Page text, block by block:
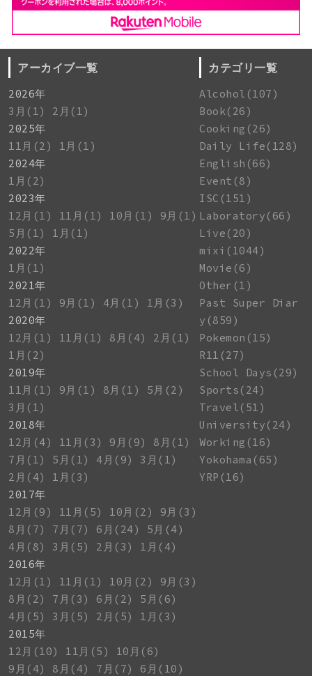
アーカイブ一覧
2026年
3月(1)
2月(1)
2025年
11月(2)
1月(1)
2024年
1月(2)
2023年
12月(1)
11月(1) 10月(1)
9月(1)
5月(1)
1月(1)
2022年
1月(1)
2021年
12月(1)
9月(1) 4月(1)
1月(3)
2020年
12月(1)
11月(1) 8月(4)
2月(1)
1月(2)
2019年
11月(1)
9月(1) 8月(1)
5月(2)
3月(1)
2018年
12月(4)
11月(3) 9月(9)
8月(1)
7月(1)
5月(1) 4月(9)
3月(1)
2月(4)
1月(3)
2017年
12月(9)
11月(5) 10月(2)
9月(3)
8月(7)
7月(7) 6月(24)
5月(4)
4月(8)
3月(5) 2月(3)
1月(4)
2016年
12月(1)
11月(1) 10月(2)
9月(3)
8月(2)
7月(3) 6月(2)
5月(6)
4月(5)
3月(5) 2月(5)
1月(3)
2015年
12月(10)
11月(5)
10月(6)
9月(4)
8月(4) 7月(7)
6月(10)
カテゴリ一覧
Alcohol(107)
Book(26)
Cooking(26)
Daily Life(128)
English(66)
Event(8)
ISC(151)
Laboratory(66)
Live(20)
mixi(1044)
Movie(6)
Other(1)
Past Super Diar
y(859)
Pokemon(15)
R11(27)
School Days(29)
Sports(24)
Travel(51)
University(24)
Working(16)
Yokohama(65)
YRP(16)